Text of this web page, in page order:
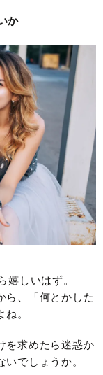
か
嬉しいはず。
ら、「何とかした
。
を求めたら迷惑か
でしょうか。